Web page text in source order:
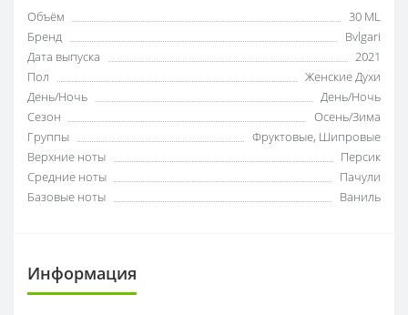
Объём
30 ML
Бренд
Bvlgari
Дата выпуска
2021
Пол
Женские Духи
День/Ночь
День/Ночь
Сезон
Осень/Зима
Группы
Фруктовые, Шипровые
Верхние ноты
Персик
Средние ноты
Пачули
Базовые ноты
Ваниль
Информация